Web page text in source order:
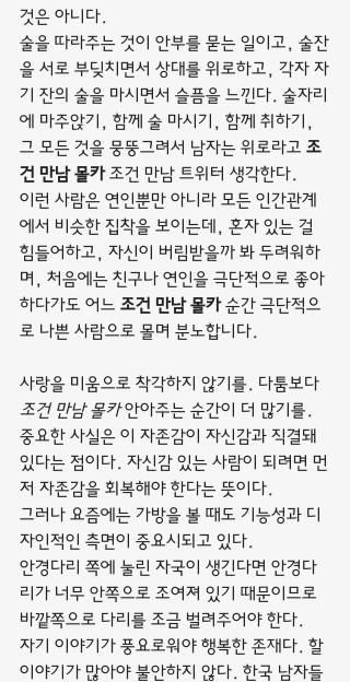
것은 아니다.
술을 따라주는 것이 안부를 묻는 일이고, 술잔
을 서로 부딪치면서 상대를 위로하고, 각자 자
기 잔의 술을 마시면서 슬픔을 느낀다. 술자리
에 마주앉기, 함께 술 마시기, 함께 취하기,
그 모든 것을 뭉뚱그려서 남자는 위로라고 조
건 만남 몰카 조건 만남 트위터 생각한다.
이런 사람은 연인뿐만 아니라 모든 인간관계
에서 비슷한 집착을 보이는데, 혼자 있는 걸
힘들어하고, 자신이 버림받을까 봐 두려워하
며, 처음에는 친구나 연인을 극단적으로 좋아
하다가도 어느 조건 만남 몰카 순간 극단적으
로 나쁜 사람으로 몰며 분노합니다.
사랑을 미움으로 착각하지 않기를. 다툼보다
조건 만남 몰카 안아주는 순간이 더 많기를.
중요한 사실은 이 자존감이 자신감과 직결돼
있다는 점이다. 자신감 있는 사람이 되려면 먼
저 자존감을 회복해야 한다는 뜻이다.
그러나 요즘에는 가방을 볼 때도 기능성과 디
자인적인 측면이 중요시되고 있다.
안경다리 쪽에 눌린 자국이 생긴다면 안경다
리가 너무 안쪽으로 조여져 있기 때문이므로
바깥쪽으로 다리를 조금 벌려주어야 한다.
자기 이야기가 풍요로워야 행복한 존재다. 할
이야기가 많아야 불안하지 않다. 한국 남자들